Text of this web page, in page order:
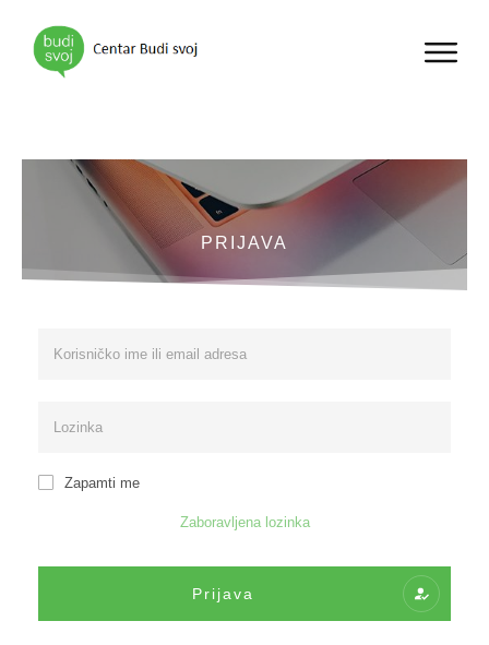
PRIJAVA
Zapamti me
Zaboravljena lozinka
Prijava